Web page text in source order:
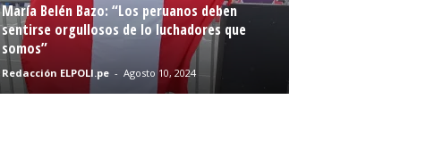
María Belén Bazo: “Los peruanos deben
sentirse orgullosos de lo luchadores que
somos”
Redacción ELPOLI.pe - Agosto 10, 2024